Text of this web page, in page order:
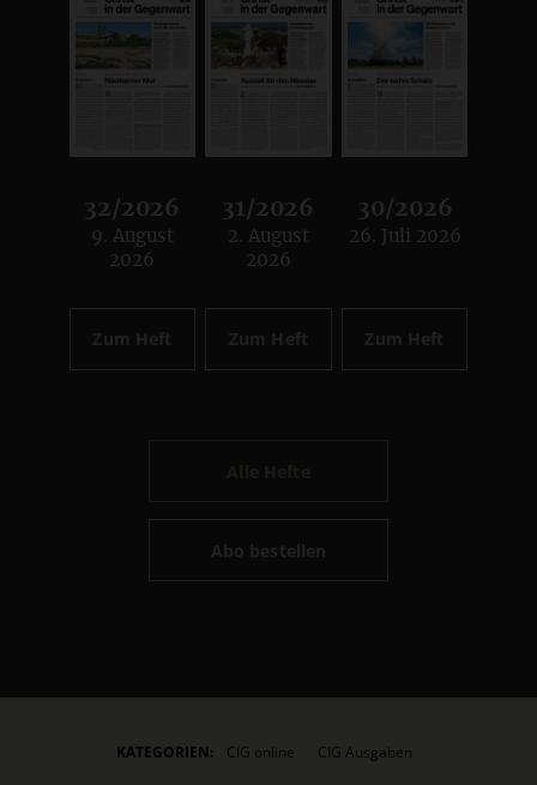
32/2026
:
9. August
2026
Zum Heft
31/2026
:
2. August
2026
Zum Heft
30/2026
:
26. Juli 2026
Zum Heft
Abo bestellen
KATEGORIEN: CIG online CIG Ausgaben